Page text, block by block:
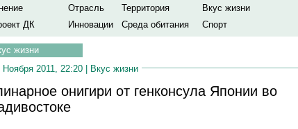
Отрасль Территория
Вкус жизни
ДК
Инновации Среда обитания Спорт
жизни
Ноября 2011, 22:20 | Вкус жизни
онигири от генконсула Японии во